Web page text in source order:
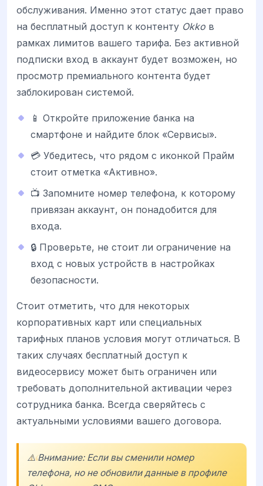
обслуживания. Именно этот статус дает право
на бесплатный доступ к контенту Okko в
рамках лимитов вашего тарифа. Без активной
подписки вход в аккаунт будет возможен, но
просмотр премиального контента будет
заблокирован системой.
📱 Откройте приложение банка на
смартфоне и найдите блок «Сервисы».
💳 Убедитесь, что рядом с иконкой Прайм
стоит отметка «Активно».
📺 Запомните номер телефона, к которому
привязан аккаунт, он понадобится для
входа.
🔒 Проверьте, не стоит ли ограничение на
вход с новых устройств в настройках
безопасности.
Стоит отметить, что для некоторых
корпоративных карт или специальных
тарифных планов условия могут отличаться. В
таких случаях бесплатный доступ к
видеосервису может быть ограничен или
требовать дополнительной активации через
сотрудника банка. Всегда сверяйтесь с
актуальными условиями вашего договора.
⚠️ Внимание: Если вы сменили номер
телефона, но не обновили данные в профиле